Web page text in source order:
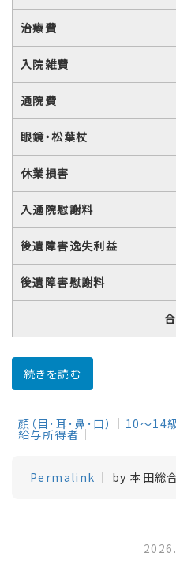
治療費
入院雑費
通院費
眼鏡・松葉杖
休業損害
入通院慰謝料
後遺障害逸失利益
後遺障害慰謝料
続きを読む
顔（目･耳･鼻･口） 10～14
給与所得者
Permalink by 本田総